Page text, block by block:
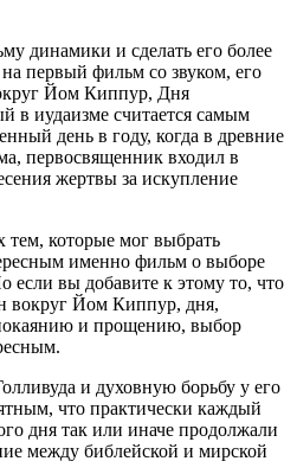
динамики и сделать его более
первый фильм со звуком, его
Йом Киппур, Дня
в иудаизме считается самым
день в году, когда в древние
первосвященник входил в
жертвы за искупление
тем, которые мог выбрать
именно фильм о выборе
вы добавите к этому то, что
вокруг Йом Киппур, дня,
и прощению, выбор
и духовную борьбу у его
что практически каждый
дня так или иначе продолжали
между библейской и мирской